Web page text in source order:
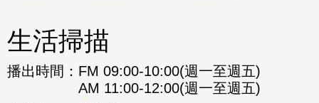
生活掃描
播出時間： FM 09:00-10:00(週一至週五)
AM 11:00-12:00(週一至週五)